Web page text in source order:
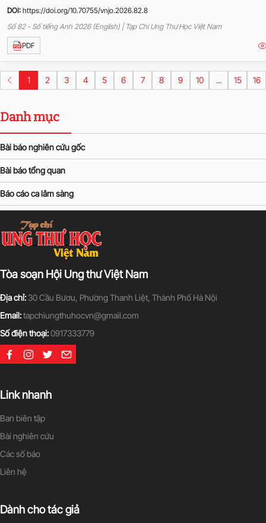
DOI: https://doi.org/10.70755/vnjo.2026.82.8
Số 82 - Số tiếng Anh 2026 (English) | Tạp Chí Ung Thư Học Việt Nam
PDF
1 2 3 4 5 6 7 8 9 10 ... 15 16
Danh mục
Bài báo nghiên cứu gốc
Bài báo tổng quan
Báo cáo ca lâm sàng
Tòa soạn Hội Ung thư Việt Nam
Địa chỉ: 30 Cầu Bươu, Phường Thanh Liệt, Thành Phố Hà Nội
Email:tapchiungthuhocvn@gmail.com
Số điện thoại:0917333779
Link nhanh
Ban biên tập
Bài nghiên cứu
Các số báo
Liên hệ
Dành cho tác giả